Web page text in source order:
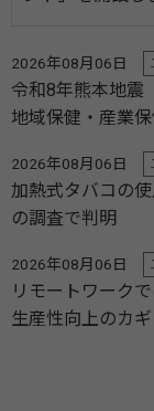
2026年08月06日
令和8年熊本地
地域保健・産業
2026年08月06日
加熱式タバコの
の調査で判明
2026年08月06日
リモートワーク
生産性向上のカギ